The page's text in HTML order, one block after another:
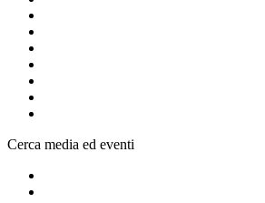
Cerca media ed eventi